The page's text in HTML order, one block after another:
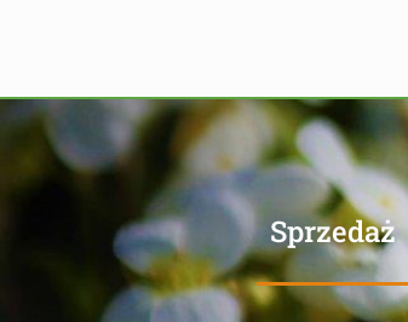
Sprzedaż